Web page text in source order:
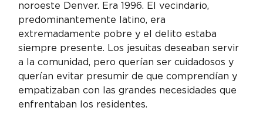
noroeste Denver. Era 1996. El vecindario,
predominantemente latino, era
extremadamente pobre y el delito estaba
siempre presente. Los jesuitas deseaban servir
a la comunidad, pero querían ser cuidadosos y
querían evitar presumir de que comprendían y
empatizaban con las grandes necesidades que
enfrentaban los residentes.